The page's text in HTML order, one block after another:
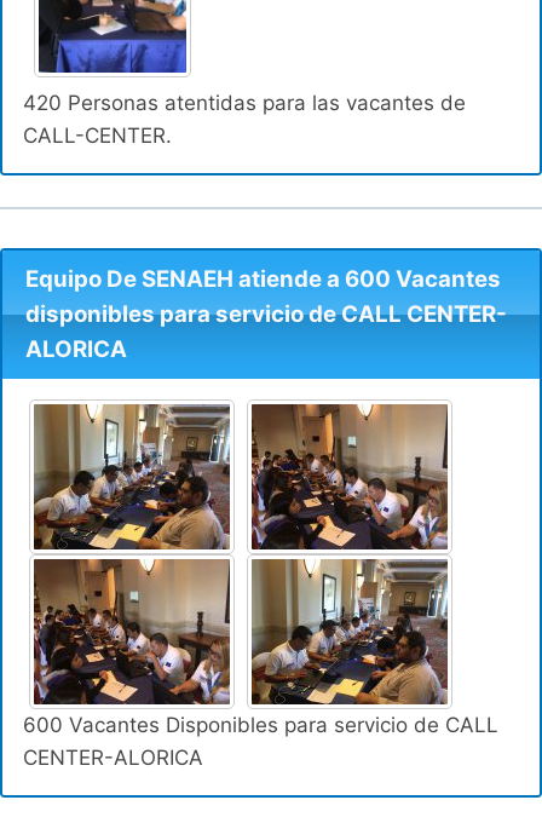
420 Personas atentidas para las vacantes de
CALL-CENTER.
Equipo De SENAEH atiende a 600 Vacantes
disponibles para servicio de CALL CENTER-
ALORICA
600 Vacantes Disponibles para servicio de CALL
CENTER-ALORICA